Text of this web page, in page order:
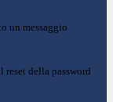
un messaggio
reset della password